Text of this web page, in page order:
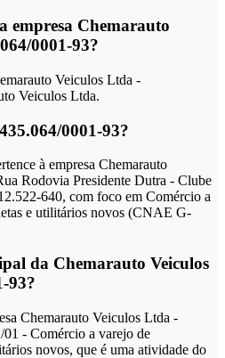
empresa Chemarauto
0001-93?
Veiculos Ltda -
Veiculos Ltda.
0001-93?
à empresa Chemarauto
Rodovia Presidente Dutra - Clube
640, com foco em Comércio a
e utilitários novos (CNAE G-
da Chemarauto Veiculos
93?
Chemarauto Veiculos Ltda -
- Comércio a varejo de
novos, que é uma atividade do